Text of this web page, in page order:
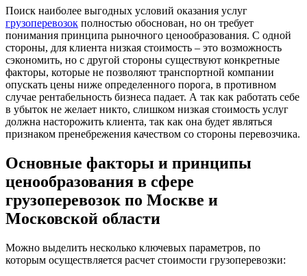
Поиск наиболее выгодных условий оказания услуг
грузоперевозок полностью обоснован, но он требует
понимания принципа рыночного ценообразования. С одной
стороны, для клиента низкая стоимость – это возможность
сэкономить, но с другой стороны существуют конкретные
факторы, которые не позволяют транспортной компании
опускать цены ниже определенного порога, в противном
случае рентабельность бизнеса падает. А так как работать себе
в убыток не желает никто, слишком низкая стоимость услуг
должна насторожить клиента, так как она будет являться
признаком пренебрежения качеством со стороны перевозчика.
Основные факторы и принципы
ценообразования в сфере
грузоперевозок по Москве и
Московской области
Можно выделить несколько ключевых параметров, по
которым осуществляется расчет стоимости грузоперевозки: